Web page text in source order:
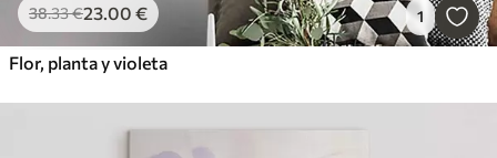
38.33€23 .00 € 1
Flor, planta y violeta